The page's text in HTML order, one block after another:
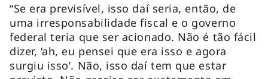
“Se era previsível, isso daí seria, então, de
uma irresponsabilidade fiscal e o governo
federal teria que ser acionado. Não é tão fácil
dizer, ‘ah, eu pensei que era isso e agora
surgiu isso’. Não, isso daí tem que estar